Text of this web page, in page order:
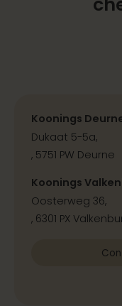
Koonings
Dukaat 5-5a,
, 5751 PW Deurne
Koonings
Oosterweg 36,
, 6301 PX